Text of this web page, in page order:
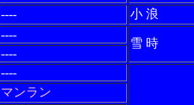
----
小 浪
----
雪 時
----
----
マンラン